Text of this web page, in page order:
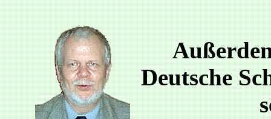
Deutsche